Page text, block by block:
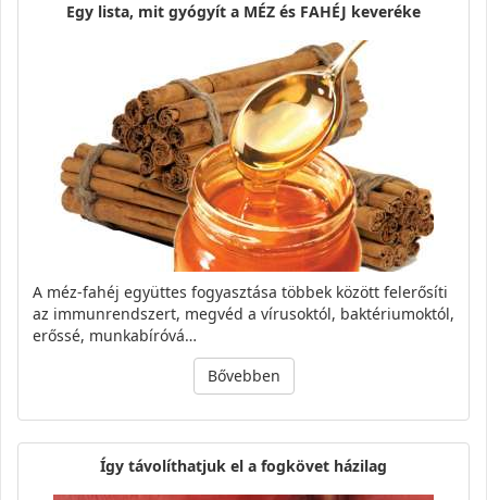
Egy lista, mit gyógyít a MÉZ és FAHÉJ keveréke
A méz-fahéj együttes fogyasztása többek között felerősíti
az immunrendszert, megvéd a vírusoktól, baktériumoktól,
erőssé, munkabíróvá…
Bővebben
Így távolíthatjuk el a fogkövet házilag